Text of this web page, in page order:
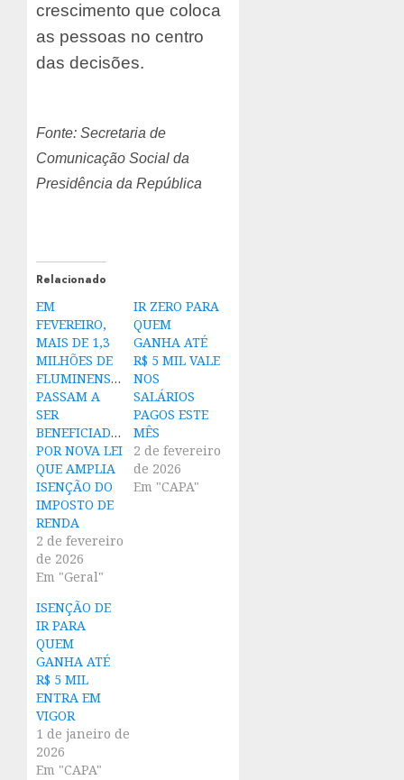
crescimento que coloca
as pessoas no centro
das decisões.
Fonte: Secretaria de
Comunicação Social da
Presidência da República
Relacionado
EM
FEVEREIRO,
MAIS DE 1,3
MILHÕES DE
FLUMINENSES
PASSAM A
SER
BENEFICIADOS
POR NOVA LEI
QUE AMPLIA
ISENÇÃO DO
IMPOSTO DE
RENDA
2 de fevereiro
de 2026
Em "Geral"
IR ZERO PARA
QUEM
GANHA ATÉ
R$ 5 MIL VALE
NOS
SALÁRIOS
PAGOS ESTE
MÊS
2 de fevereiro
de 2026
Em "CAPA"
ISENÇÃO DE
IR PARA
QUEM
GANHA ATÉ
R$ 5 MIL
ENTRA EM
VIGOR
1 de janeiro de
2026
Em "CAPA"